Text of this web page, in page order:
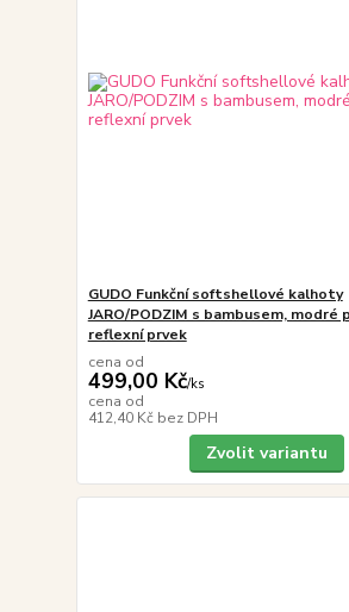
GUDO Funkční softshellové kalhoty
JARO/PODZIM s bambusem, modré
reflexní prvek
cena od
499,00 Kč/ks
cena od
412,40 Kč bez DPH
Zvolit variantu